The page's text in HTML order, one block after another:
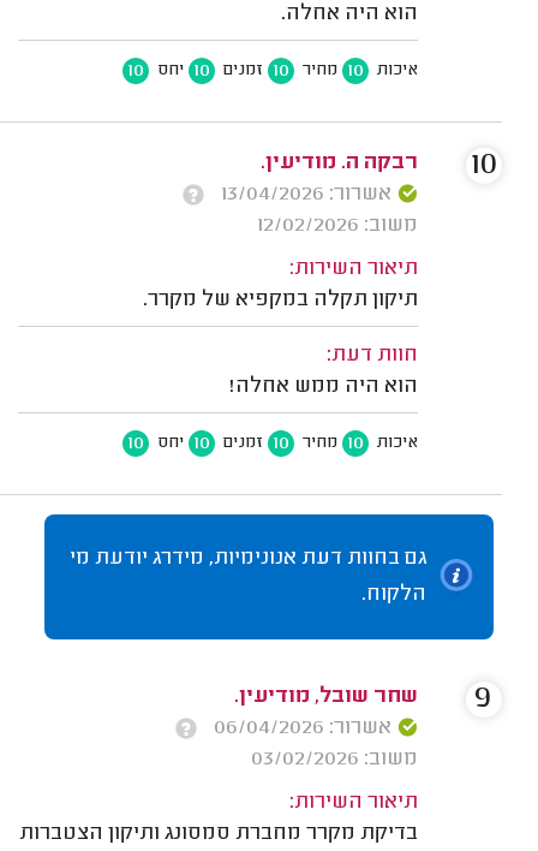
הוא היה אחלה.
איכות 10 מחיר 10 זמנים 10 יחס 10
רבקה ה. מודיעין.
אשרור: 13/04/2026
משוב: 12/02/2026
תיאור השירות:
תיקון תקלה במקפיא של מקרר.
חוות דעת:
הוא היה ממש אחלה!
איכות 10 מחיר 10 זמנים 10 יחס 10
10
גם בחוות דעת אנונימיות, מידרג יודעת מי
הלקוח.
שחר שובל, מודיעין.
אשרור: 06/04/2026
משוב: 03/02/2026
תיאור השירות:
בדיקת מקרר מחברת סמסונג ותיקון הצטברות
9